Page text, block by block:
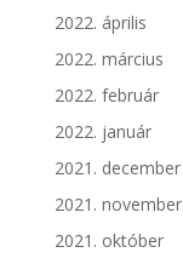
2022. április
2022. március
2022. február
2022. január
2021. december
2021. november
2021. október